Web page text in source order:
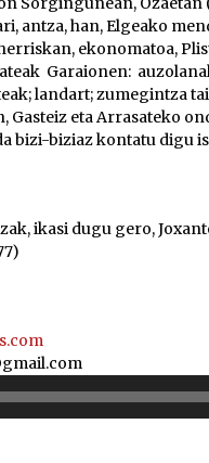
antza, han, Elgeako
ekonomatoa,
Garaionen:
landart; zumegintza
Gasteiz eta Arrasateko
bizi-biziaz kontatu digu
ikasi dugu gero,